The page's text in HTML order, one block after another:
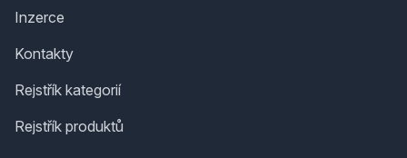
Inzerce
Kontakty
Rejstřík kategorií
Rejstřík produktů